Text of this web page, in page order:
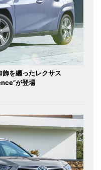
を纏ったレクサス
が登場